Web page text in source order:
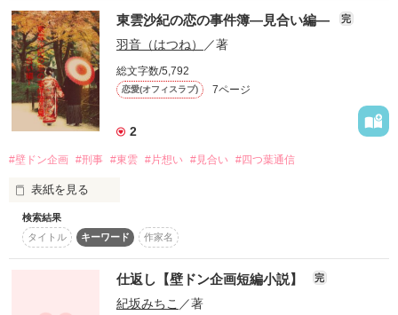
♂浅野陽人(あさのはると)28歳
化粧品会社　冷徹ドS？な商品企画課長
2016.2.27
第2章に加筆しました。
作品を読む
私を追いかけてくる姿はまるでワンコ
でも心はオオカミで……？
東雲沙紀の恋の事件簿―見合い編― 完
羽音（はつね） ／著
総文字数/5,792
恋愛(オフィスラブ) 7ページ
2
#壁ドン企画 #刑事 #東雲 #片想い #見合い #四つ葉通信
表紙を見る
･:*:･:*:･:*:･:*:･:*:･
ベリーズカフェ短編企画
テーマ：『壁ドン企画』
Ｓ県Ｂ警察署生活安全課
検索結果
タイトル
キーワード 作家名
仕返し【壁ドン企画短編小説】 完
紀坂みちこ ／著